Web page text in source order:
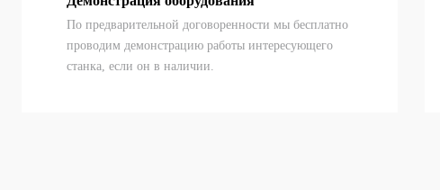
По предварительной договоренности мы бесплатно
проводим демонстрацию работы интересующего
станка, если он в наличии.